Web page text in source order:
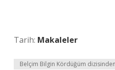
Tarih: Makaleler
Belçim Bilgin Kördüğüm